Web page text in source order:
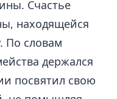
Счастье
находящейся
По словам
держался
посвятил свою